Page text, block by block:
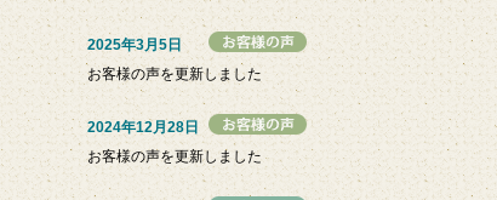
2025年3月5日
お客様の声を更新しました
2024年12月28日
お客様の声を更新しました